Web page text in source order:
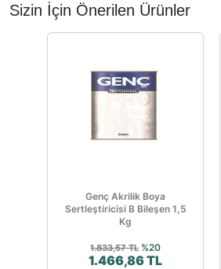
Sizin İçin Önerilen Ürünler
Genç Akrilik Boya
Sertleştiricisi B Bileşen 1,5
Kg
1.833,57 TL %20
1.466,86 TL